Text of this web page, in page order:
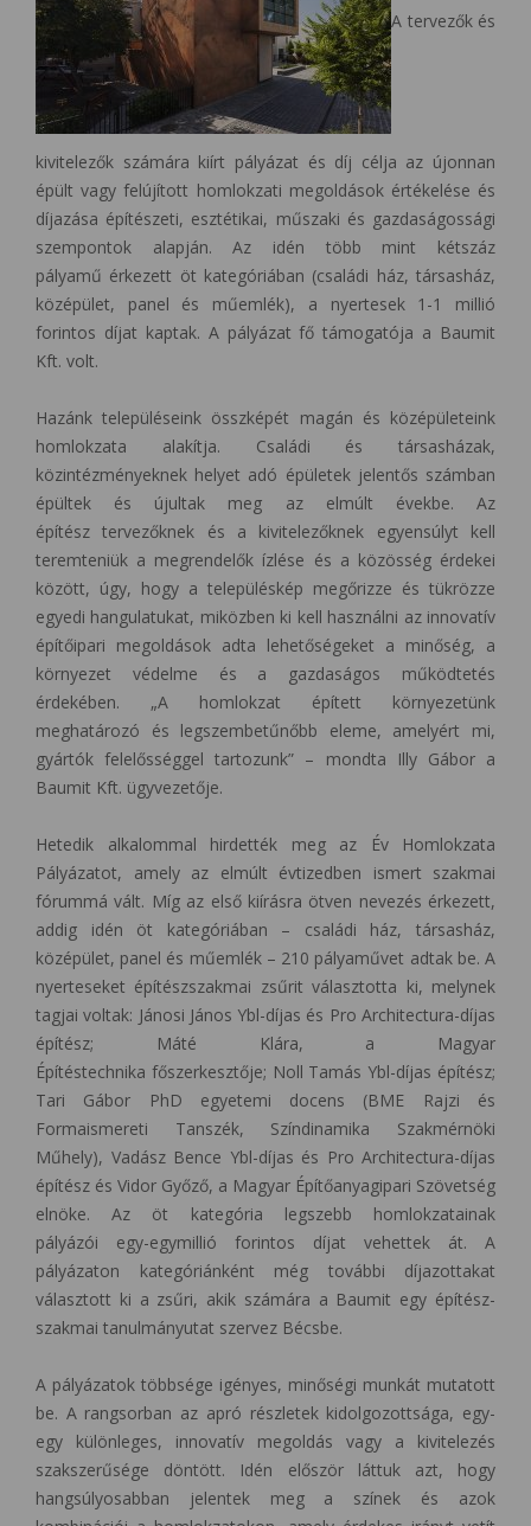
A tervezők és
kivitelezők számára kiírt pályázat és díj célja az újonnan
épült vagy felújított homlokzati megoldások értékelése és
díjazása építészeti, esztétikai, műszaki és gazdaságossági
szempontok alapján. Az idén több mint kétszáz
pályamű érkezett öt kategóriában (családi ház, társasház,
középület, panel és műemlék), a nyertesek 1-1 millió
forintos díjat kaptak. A pályázat fő támogatója a Baumit
Kft. volt.
Hazánk településeink összképét magán és középületeink
homlokzata alakítja. Családi és társasházak,
közintézményeknek helyet adó épületek jelentős számban
épültek és újultak meg az elmúlt évekbe. Az
építész tervezőknek és a kivitelezőknek egyensúlyt kell
teremteniük a megrendelők ízlése és a közösség érdekei
között, úgy, hogy a településkép megőrizze és tükrözze
egyedi hangulatukat, miközben ki kell használni az innovatív
építőipari megoldások adta lehetőségeket a minőség, a
környezet védelme és a gazdaságos működtetés
érdekében. „A homlokzat épített környezetünk
meghatározó és legszembetűnőbb eleme, amelyért mi,
gyártók felelősséggel tartozunk” – mondta Illy Gábor a
Baumit Kft. ügyvezetője.
Hetedik alkalommal hirdették meg az Év Homlokzata
Pályázatot, amely az elmúlt évtizedben ismert szakmai
fórummá vált. Míg az első kiírásra ötven nevezés érkezett,
addig idén öt kategóriában – családi ház, társasház,
középület, panel és műemlék – 210 pályaművet adtak be. A
nyerteseket építészszakmai zsűrit választotta ki, melynek
tagjai voltak: Jánosi János Ybl-díjas és Pro Architectura-díjas
építész; Máté Klára, a Magyar
Építéstechnika főszerkesztője; Noll Tamás Ybl-díjas építész;
Tari Gábor PhD egyetemi docens (BME Rajzi és
Formaismereti Tanszék, Színdinamika Szakmérnöki
Műhely), Vadász Bence Ybl-díjas és Pro Architectura-díjas
építész és Vidor Győző, a Magyar Építőanyagipari Szövetség
elnöke. Az öt kategória legszebb homlokzatainak
pályázói egy-egymillió forintos díjat vehettek át. A
pályázaton kategóriánként még további díjazottakat
választott ki a zsűri, akik számára a Baumit egy építész-
szakmai tanulmányutat szervez Bécsbe.
A pályázatok többsége igényes, minőségi munkát mutatott
be. A rangsorban az apró részletek kidolgozottsága, egy-
egy különleges, innovatív megoldás vagy a kivitelezés
szakszerűsége döntött. Idén először láttuk azt, hogy
hangsúlyosabban jelentek meg a színek és azok